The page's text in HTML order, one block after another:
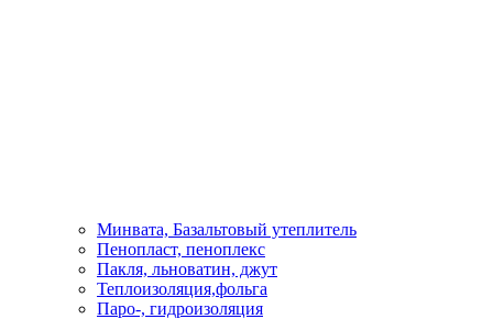
Минвата, Базальтовый утеплитель
Пенопласт, пеноплекс
Пакля, льноватин, джут
Теплоизоляция,фольга
Паро-, гидроизоляция